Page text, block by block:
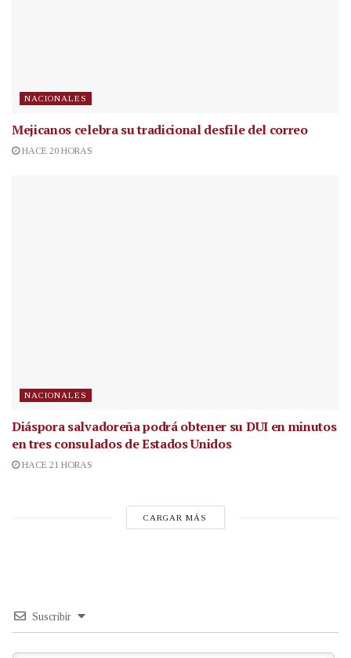
NACIONALES
Mejicanos celebra su tradicional desfile del correo
HACE 20 HORAS
NACIONALES
Diáspora salvadoreña podrá obtener su DUI en minutos
en tres consulados de Estados Unidos
HACE 21 HORAS
CARGAR MÁS
Suscribir